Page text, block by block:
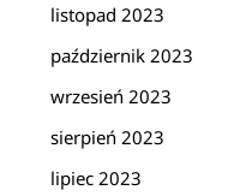
listopad 2023
październik 2023
wrzesień 2023
sierpień 2023
lipiec 2023